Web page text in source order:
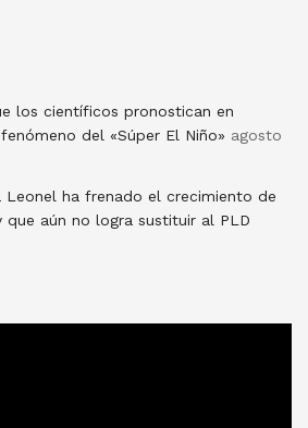
los científicos pronostican en
del «Súper El Niño» agosto
Leonel ha frenado el crecimiento de
que aún no logra sustituir al PLD